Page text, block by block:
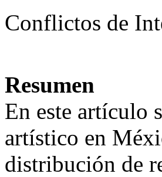
Conflictos de
Resumen
En este artículo
artístico en
distribución de